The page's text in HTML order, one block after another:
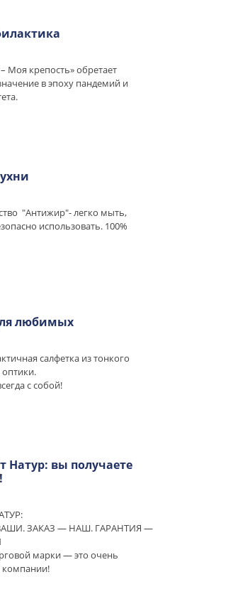
Моя крепость» обретает
в эпоху пандемий и
"Антижир"- легко мыть,
использовать. 100%
любимых
салфетка из тонкого
с собой!
Натур: вы получаете
ЗАКАЗ — НАШ. ГАРАНТИЯ —
марки — это очень
компании!